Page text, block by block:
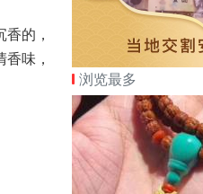
的，
味，
浏览最多